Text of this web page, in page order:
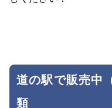
道の駅で販売中
類